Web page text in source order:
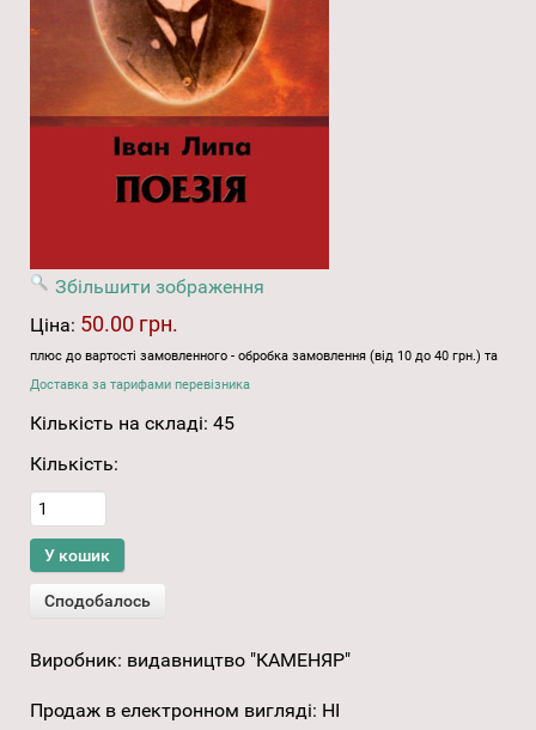
Збільшити зображення
Ціна: 50.00 грн.
плюс до вартості замовленного - обробка замовлення (від 10 до 40 грн.) та
Доставка за тарифами перевізника
Кількість на складі: 45
Кількість:
Виробник: видавництво "КАМЕНЯР"
Продаж в електронном вигляді: НІ